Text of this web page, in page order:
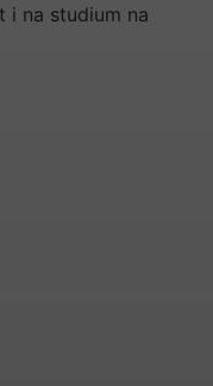
i na studium na